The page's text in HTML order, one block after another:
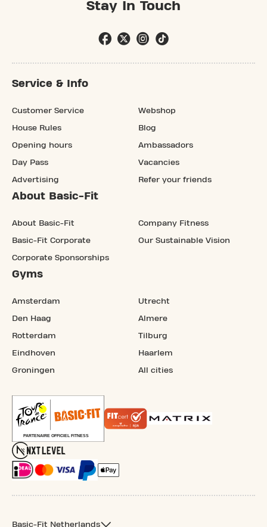
Stay In Touch
Service & Info
Customer Service
House Rules
Opening hours
Day Pass
Advertising
Webshop
Blog
Ambassadors
Vacancies
Refer your friends
About Basic-Fit
About Basic-Fit
Basic-Fit Corporate
Corporate Sponsorships
Company Fitness
Our Sustainable Vision
Gyms
Amsterdam
Den Haag
Rotterdam
Eindhoven
Groningen
Utrecht
Almere
Tilburg
Haarlem
All cities
Basic-Fit Netherlands